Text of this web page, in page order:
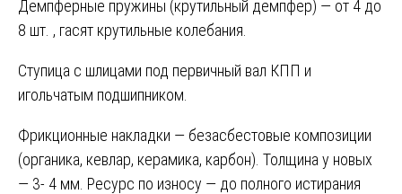
Демпферные пружины (крутильный демпфер) — от 4 до
8 шт. , гасят крутильные колебания.
Ступица с шлицами под первичный вал КПП и
игольчатым подшипником.
Фрикционные накладки — безасбестовые композиции
(органика, кевлар, керамика, карбон). Толщина у новых
— 3- 4 мм. Ресурс по износу — до полного истирания